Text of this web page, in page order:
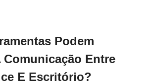
Podem
Comunicação Entre
E Escritório?